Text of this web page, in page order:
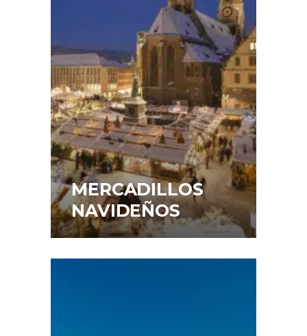
MERCADILLOS
NAVIDEÑOS